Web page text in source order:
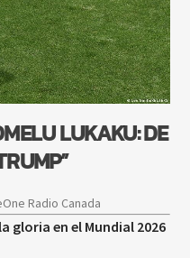
LUKAKU: DE
Radio Canada
gloria en el Mundial 2026